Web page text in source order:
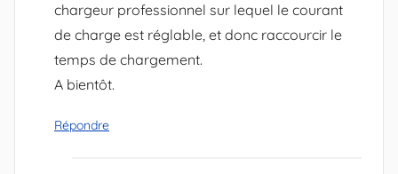
chargeur professionnel sur lequel le courant
de charge est réglable, et donc raccourcir le
temps de chargement.
A bientôt.
Répondre